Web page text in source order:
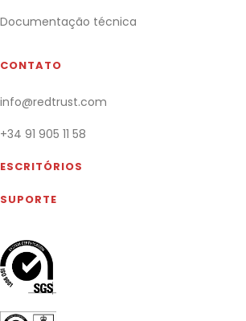
Documentação técnica
CONTATO
info@redtrust.com
+34 91 905 11 58
ESCRITÓRIOS
SUPORTE